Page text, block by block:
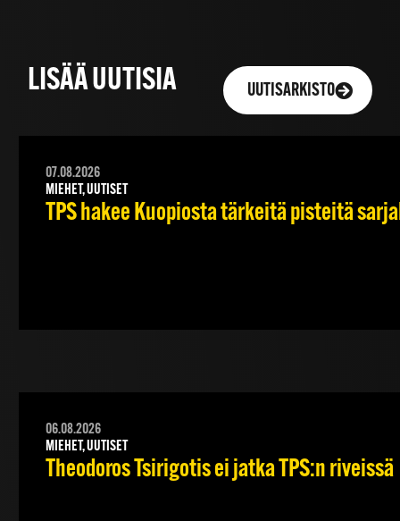
LISÄÄ UUTISIA UUTISARKISTO
07.08.2026
MIEHET, UUTISET
TPS hakee Kuopiosta tärkeitä pisteitä
06.08.2026
MIEHET, UUTISET
Theodoros Tsirigotis ei jatka TPS:n riveissä